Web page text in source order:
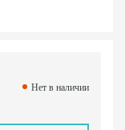
Нет в наличии